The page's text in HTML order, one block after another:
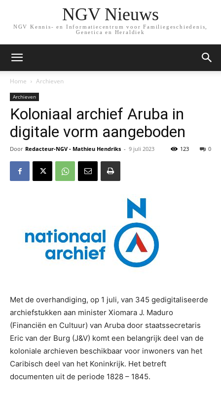
NGV Nieuws
NGV Kennis- en Informatiecentrum voor Familiegeschiedenis,
Genetica en Heraldiek
Home Archieven
Archieven
Koloniaal archief Aruba in
digitale vorm aangeboden
Door Redacteur-NGV - Mathieu Hendriks - 9 juli 2023 0
123
Met de overhandiging, op 1 juli, van 345 gedigitaliseerde
archiefstukken aan minister Xiomara J. Maduro
(Financiën en Cultuur) van Aruba door staatssecretaris
Eric van der Burg (J&V) komt een belangrijk deel van de
koloniale archieven beschikbaar voor inwoners van het
Caribisch deel van het Koninkrijk. Het betreft
documenten uit de periode 1828 – 1845.